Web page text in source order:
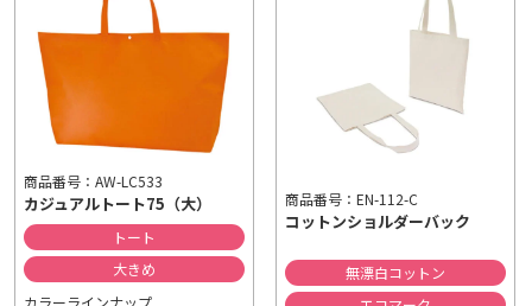
商品番号：AW-LC533
カジュアルトート75（大）
トート
大きめ
カラーラインナップ
商品番号：EN-112-C
コットンショルダーバック
無漂白コットン